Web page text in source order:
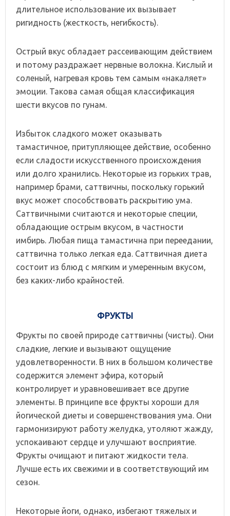
длительное использование их вызывает
ригидность (жесткость, негибкость).
Острый вкус обладает рассеивающим действием
и потому раздражает нервные волокна. Кислый и
соленый, нагревая кровь тем самым «накаляет»
эмоции. Такова самая общая классификация
шести вкусов по гунам.
Избыток сладкого может оказывать
тамастичное, притупляющее действие, особенно
если сладости искусственного происхождения
или долго хранились. Некоторые из горьких трав,
например брами, саттвичны, поскольку горький
вкус может способствовать раскрытию ума.
Саттвичными считаются и некоторые специи,
обладающие острым вкусом, в частности
имбирь. Любая пища тамастична при переедании,
саттвична только легкая еда. Саттвичная диета
состоит из блюд с мягким и умеренным вкусом,
без каких-либо крайностей.
ФРУКТЫ
Фрукты по своей природе саттвичны (чисты). Они
сладкие, легкие и вызывают ощущение
удовлетворенности. В них в большом количестве
содержится элемент эфира, который
контролирует и уравновешивает все другие
элементы. В принципе все фрукты хороши для
йогической диеты и совершенствования ума. Они
гармонизируют работу желудка, утоляют жажду,
успокаивают сердце и улучшают восприятие.
Фрукты очищают и питают жидкости тела.
Лучше есть их свежими и в соответствующий им
сезон.
Некоторые йоги, однако, избегают тяжелых и